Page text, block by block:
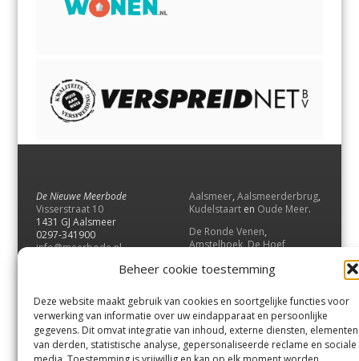
Beheer cookie toestemming
Deze website maakt gebruik van cookies en soortgelijke functies voor
verwerking van informatie over uw eindapparaat en persoonlijke
gegevens. Dit omvat integratie van inhoud, externe diensten, elementen
van derden, statistische analyse, gepersonaliseerde reclame en sociale
De Nieuwe Meerbode
Visserstraat 10
1431 GJ Aalsmeer
0297-341900
info@meerbode.nl
Aalsmeer, Aalsmeerderbrug,
Kudelstaart en Oude Meer.
De Ronde Venen,
Amstelhoek,De Hoef,
Vrouwenakker,Waverveen
UithoornenDe Kwakel.
Contact